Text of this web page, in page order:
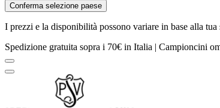
Conferma selezione paese
I prezzi e la disponibilità possono variare in base alla tua
Spedizione gratuita sopra i 70€ in Italia | Campioncini